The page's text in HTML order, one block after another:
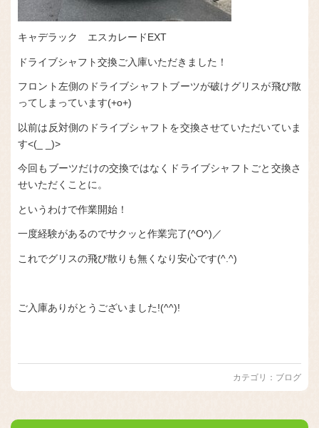
キャデラック エスカレードEXT
ドライブシャフト交換ご入庫いただきました！
フロント左側のドライブシャフトブーツが破けグリスが飛び散
ってしまっています(+o+)
以前は反対側のドライブシャフトを交換させていただいていま
す<(_ _)>
今回もブーツだけの交換ではなくドライブシャフトごと交換さ
せいただくことに。
というわけで作業開始！
一度経験があるのでサクッと作業完了(^O^)／
これでグリスの飛び散りも無くなり安心です(^.^)
ご入庫ありがとうございました!(^^)!
カテゴリ： ブログ